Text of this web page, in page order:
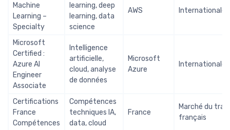
Machine
Learning –
Specialty
learning, deep
learning, data
science
AWS Internationale
Microsoft
Certified :
Azure AI
Engineer
Associate
Intelligence
artificielle,
cloud, analyse
de données
Microsoft
Azure
Internationale
Certifications
France
Compétences
Compétences
techniques IA,
data, cloud
France
Marché du
français